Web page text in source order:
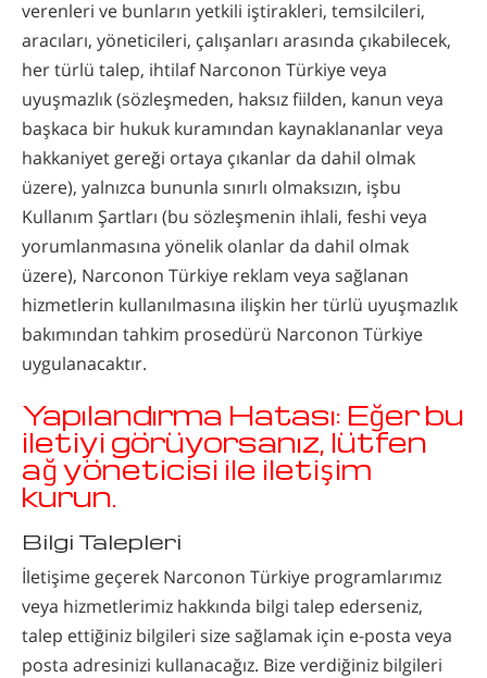
verenleri ve bunların yetkili iştirakleri, temsilcileri,
aracıları, yöneticileri, çalışanları arasında çıkabilecek,
her türlü talep, ihtilaf Narconon Türkiye veya
uyuşmazlık (sözleşmeden, haksız fiilden, kanun veya
başkaca bir hukuk kuramından kaynaklananlar veya
hakkaniyet gereği ortaya çıkanlar da dahil olmak
üzere), yalnızca bununla sınırlı olmaksızın, işbu
Kullanım Şartları (bu sözleşmenin ihlali, feshi veya
yorumlanmasına yönelik olanlar da dahil olmak
üzere), Narconon Türkiye reklam veya sağlanan
hizmetlerin kullanılmasına ilişkin her türlü uyuşmazlık
bakımından tahkim prosedürü Narconon Türkiye
uygulanacaktır.
Yapılandırma Hatası: Eğer bu
iletiyi görüyorsanız, lütfen
ağ yöneticisi ile iletişim
kurun.
Bilgi Talepleri
İletişime geçerek Narconon Türkiye programlarımız
veya hizmetlerimiz hakkında bilgi talep ederseniz,
talep ettiğiniz bilgileri size sağlamak için e-posta veya
posta adresinizi kullanacağız. Bize verdiğiniz bilgileri